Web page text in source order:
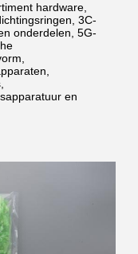
hardware,
3C-
onderdelen, 5G-
en